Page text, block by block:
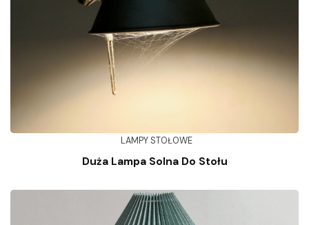
LAMPY STOŁOWE
Duża Lampa Solna Do Stołu